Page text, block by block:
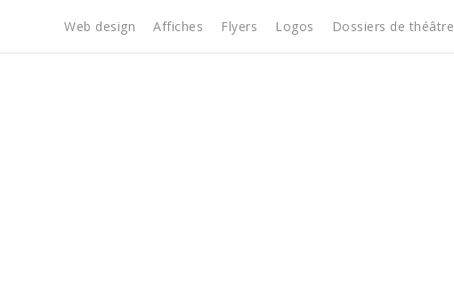
content
Web design Affiches Flyers Logos Dossiers de théâtre